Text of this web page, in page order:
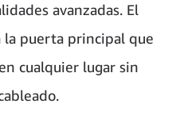
avanzadas. El
la puerta principal que
cualquier lugar sin